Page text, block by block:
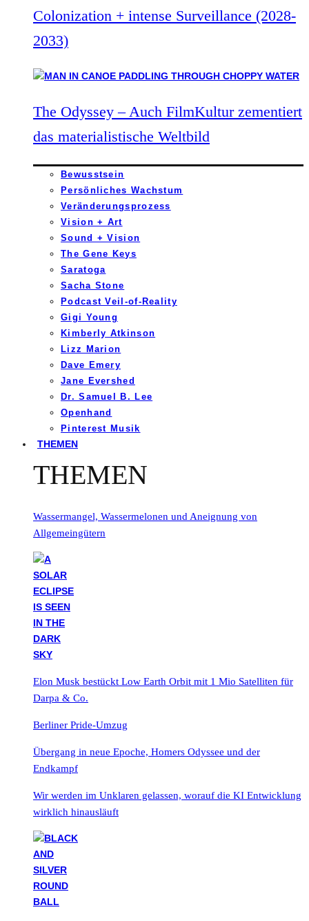
Colonization + intense Surveillance (2028-
2033)
The Odyssey – Auch FilmKultur zementiert
das materialistische Weltbild
Bewusstsein
Persönliches Wachstum
Veränderungsprozess
Vision + Art
Sound + Vision
The Gene Keys
Saratoga
Sacha Stone
Podcast Veil-of-Reality
Gigi Young
Kimberly Atkinson
Lizz Marion
Dave Emery
Jane Evershed
Dr. Samuel B. Lee
Openhand
Pinterest Musik
THEMEN
THEMEN
Wassermangel, Wassermelonen und Aneignung von
Allgemeingütern
Elon Musk bestückt Low Earth Orbit mit 1 Mio Satelliten für
Darpa & Co.
Berliner Pride-Umzug
Übergang in neue Epoche, Homers Odyssee und der
Endkampf
Wir werden im Unklaren gelassen, worauf die KI Entwicklung
wirklich hinausläuft